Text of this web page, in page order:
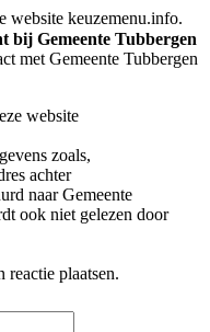
website keuzemenu.info.
bij Gemeente Tubbergen
met Gemeente Tubbergen
website
zoals,
achter
naar Gemeente
ook niet gelezen door
reactie plaatsen.